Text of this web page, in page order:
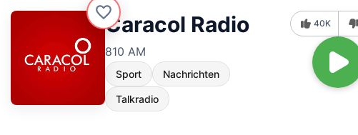
Caracol Radio
810 AM
Sport Nachrichten
Talkradio
40K